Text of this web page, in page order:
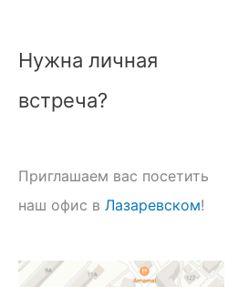
Нужна личная
встреча?
Приглашаем вас посетить
наш офис в Лазаревском!